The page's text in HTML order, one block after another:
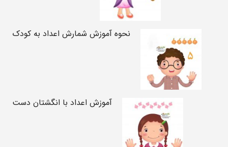
نحوه آموزش شمارش اعداد به کودک
آموزش اعداد با انگشتان دست